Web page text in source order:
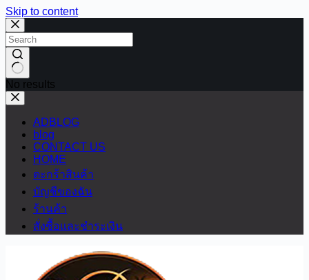
Skip to content
No results
ADBLOG
blog
CONTACT US
HOME
ตะกร้าสินค้า
บัญชีของฉัน
ร้านค้า
สั่งซื้อและชำระเงิน